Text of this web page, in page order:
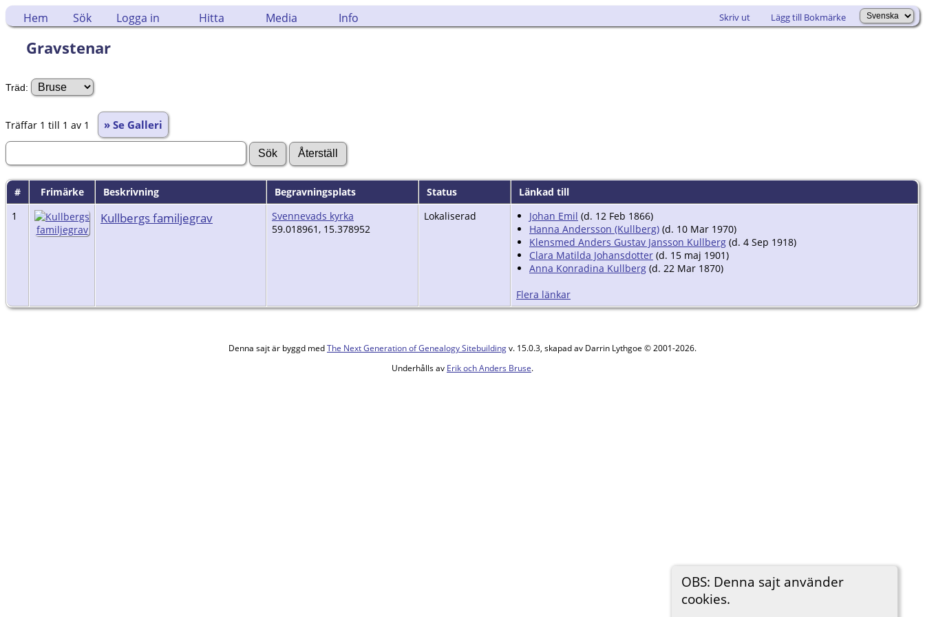
Hem Sök Logga in Hitta Media Info Skriv ut Lägg till Bokmärke
OBS: Denna sajt använder
cookies.
Gravstenar
Träd:
Träffar 1 till 1 av 1 » Se Galleri
# Frimärke Beskrivning Begravningsplats Status
Länkad till
1
Kullbergs familjegrav
Svennevads kyrka
59.018961, 15.378952
Lokaliserad Johan Emil (d. 12 Feb 1866)
Hanna Andersson (Kullberg) (d. 10 Mar 1970)
Klensmed Anders Gustav Jansson Kullberg (d. 4 Sep 1918)
Clara Matilda Johansdotter (d. 15 maj 1901)
Anna Konradina Kullberg (d. 22 Mar 1870)
Flera länkar
Denna sajt är byggd medThe Next Generation of Genealogy Sitebuildingv. 15.0.3, skapad av Darrin Lythgoe © 2001-2026.
Underhålls av Erik och Anders Bruse.